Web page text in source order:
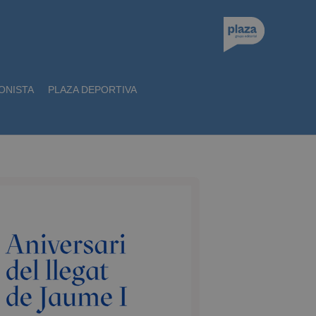
PLAZA DEPORTIVA